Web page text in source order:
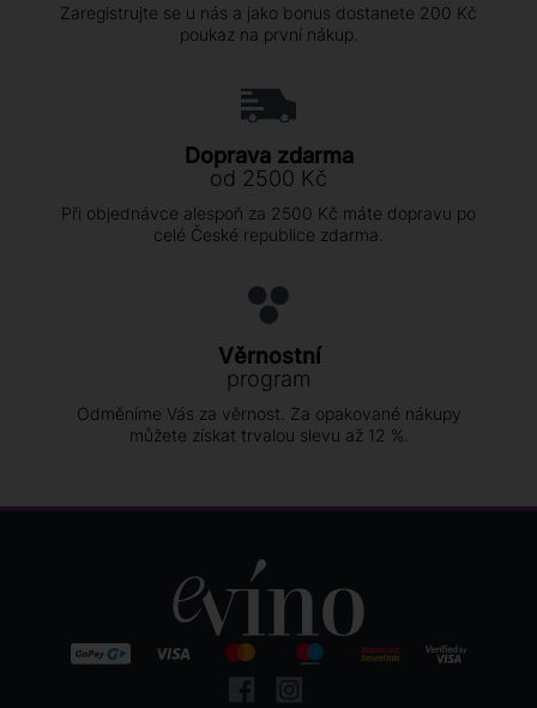
Zaregistrujte se u nás a jako bonus dostanete 200 Kč
poukaz na první nákup.
Doprava zdarma
od 2500 Kč
Při objednávce alespoň za 2500 Kč máte dopravu po
celé České republice zdarma.
Věrnostní
program
Odměníme Vás za věrnost. Za opakované nákupy
můžete získat trvalou slevu až 12 %.